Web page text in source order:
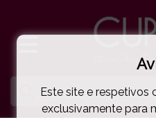
Este site e respetivos
exclusivamente para